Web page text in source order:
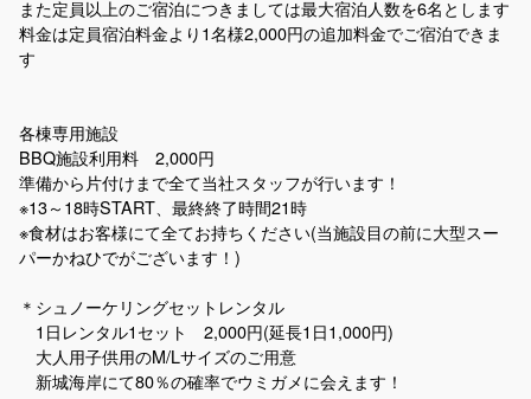
また定員以上のご宿泊につきましては最大宿泊人数を6名とします
料金は定員宿泊料金より1名様2,000円の追加料金でご宿泊できま
す
各棟専用施設
BBQ施設利用料 2,000円
準備から片付けまで全て当社スタッフが行います！
※13～18時START、最終終了時間21時
※食材はお客様にて全てお持ちください(当施設目の前に大型スー
パーかねひでがございます！)
＊シュノーケリングセットレンタル
1日レンタル1セット 2,000円(延長1日1,000円)
大人用子供用のM/Lサイズのご用意
新城海岸にて80％の確率でウミガメに会えます！